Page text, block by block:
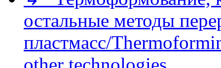
остальные методы
пластмасс/